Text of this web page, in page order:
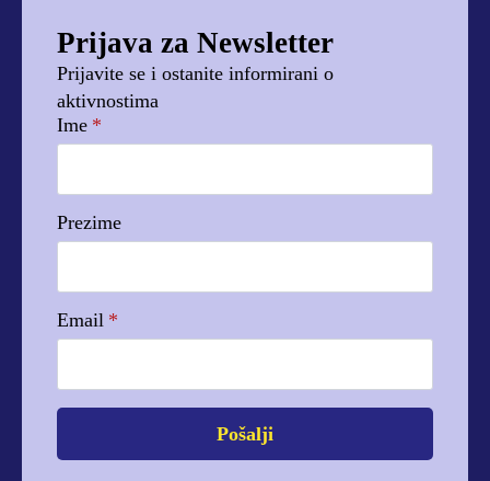
Prijava za Newsletter
Prijavite se i ostanite informirani o
aktivnostima
Ime *
Prezime
Email *
Pošalji